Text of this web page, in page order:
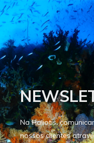
Na Haliotis,
nossos clientes